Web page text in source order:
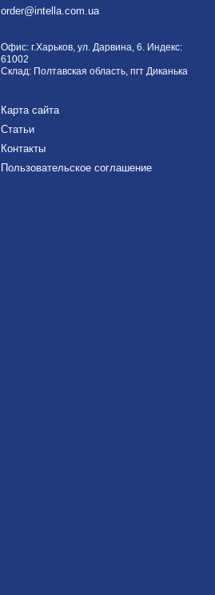
order@intella.com.ua
Офис: г.Харьков, ул. Дарвина, 6. Индекс:
61002
Склад: Полтавская область, пгт Диканька
Карта сайта
Статьи
Контакты
Пользовательское соглашение